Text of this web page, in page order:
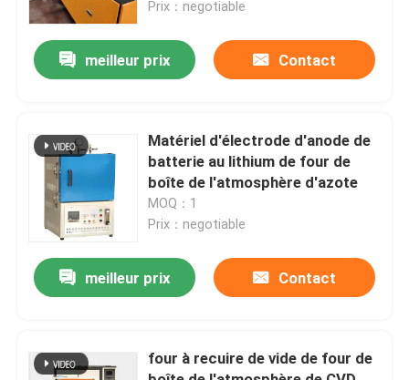
Visite d'usine
Contrôle de qualité
Nouvelles
Cas
Demandez une citation
Four poussoir
Prix：negotiable
meilleur prix Contact
Matériel d'électrode d'anode de
batterie au lithium de four de
boîte de l'atmosphère d'azote
MOQ：1
Prix：negotiable
meilleur prix Contact
four à recuire de vide de four de